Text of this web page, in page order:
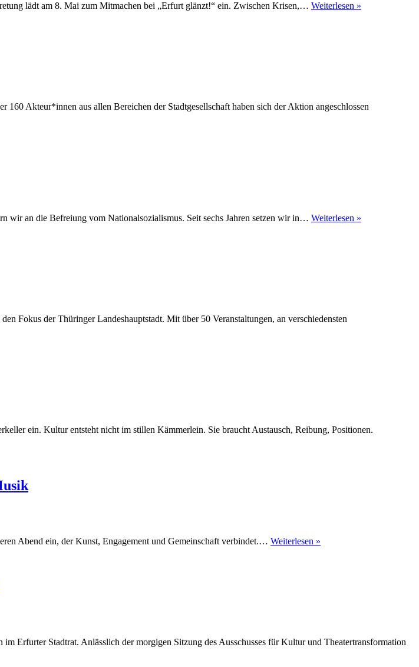
lädt am 8. Mai zum Mitmachen bei „Erfurt glänzt!“ ein. Zwischen Krisen,… Weiterlesen »
Akteur*innen aus allen Bereichen der Stadtgesellschaft haben sich der Aktion angeschlossen
wir an die Befreiung vom Nationalsozialismus. Seit sechs Jahren setzen wir in… Weiterlesen »
Fokus der Thüringer Landeshauptstadt. Mit über 50 Veranstaltungen, an verschiedensten
ein. Kultur entsteht nicht im stillen Kämmerlein. Sie braucht Austausch, Reibung, Positionen.
Abend ein, der Kunst, Engagement und Gemeinschaft verbindet.… Weiterlesen »
Erfurter Stadtrat. Anlässlich der morgigen Sitzung des Ausschusses für Kultur und Theatertransformation